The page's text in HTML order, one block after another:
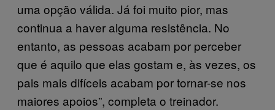
uma opção válida. Já foi muito pior, mas
continua a haver alguma resistência. No
entanto, as pessoas acabam por perceber
que é aquilo que elas gostam e, às vezes, os
pais mais difíceis acabam por tornar-se nos
maiores apoios”, completa o treinador.